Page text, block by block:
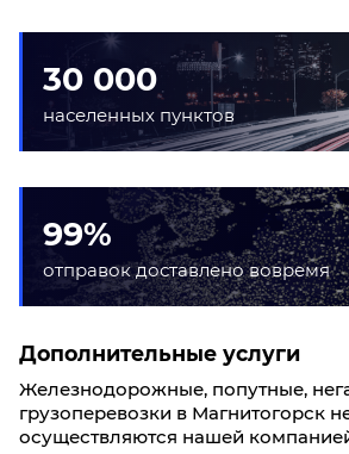
30 000
населенных пунктов
99%
отправок доставлено вовремя
Дополнительные услуги
Железнодорожные, попутные,
грузоперевозки в Магнитогорск
осуществляются нашей